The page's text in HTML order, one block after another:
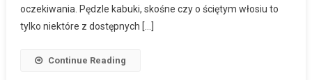
oczekiwania. Pędzle kabuki, skośne czy o ściętym włosiu to
tylko niektóre z dostępnych […]
Continue Reading